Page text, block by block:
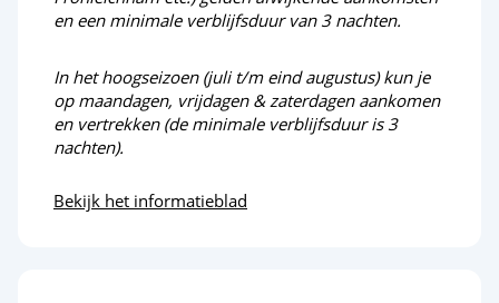
en een minimale verblijfsduur van 3 nachten.
In het hoogseizoen (juli t/m eind augustus) kun je
op maandagen, vrijdagen & zaterdagen aankomen
en vertrekken (de minimale verblijfsduur is 3
nachten).
Bekijk het informatieblad